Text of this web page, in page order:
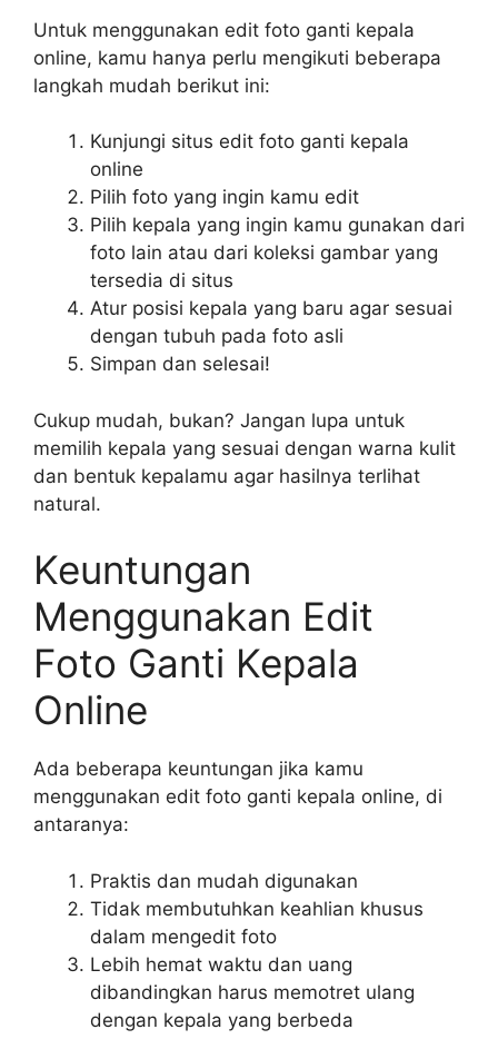
Untuk menggunakan edit foto ganti kepala
online, kamu hanya perlu mengikuti beberapa
langkah mudah berikut ini:
Kunjungi situs edit foto ganti kepala
online
Pilih foto yang ingin kamu edit
Pilih kepala yang ingin kamu gunakan dari
foto lain atau dari koleksi gambar yang
tersedia di situs
Atur posisi kepala yang baru agar sesuai
dengan tubuh pada foto asli
Simpan dan selesai!
Cukup mudah, bukan? Jangan lupa untuk
memilih kepala yang sesuai dengan warna kulit
dan bentuk kepalamu agar hasilnya terlihat
natural.
Keuntungan
Menggunakan Edit
Foto Ganti Kepala
Online
Ada beberapa keuntungan jika kamu
menggunakan edit foto ganti kepala online, di
antaranya:
Praktis dan mudah digunakan
Tidak membutuhkan keahlian khusus
dalam mengedit foto
Lebih hemat waktu dan uang
dibandingkan harus memotret ulang
dengan kepala yang berbeda